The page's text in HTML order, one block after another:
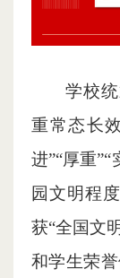
学校
重常态长
进”“厚重
园文明程
获“全国文
和学生荣